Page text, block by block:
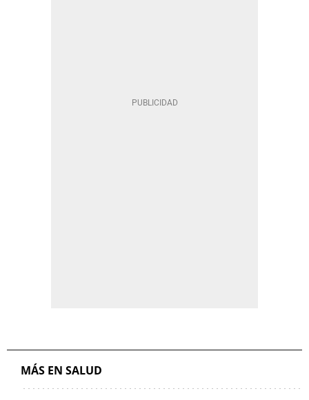
MÁS EN SALUD